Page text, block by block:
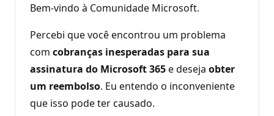
Bem-vindo à Comunidade Microsoft.
Percebi que você encontrou um problema
com cobranças inesperadas para sua
assinatura do Microsoft 365e deseja obter
um reembolso. Eu entendo o inconveniente
que isso pode ter causado.